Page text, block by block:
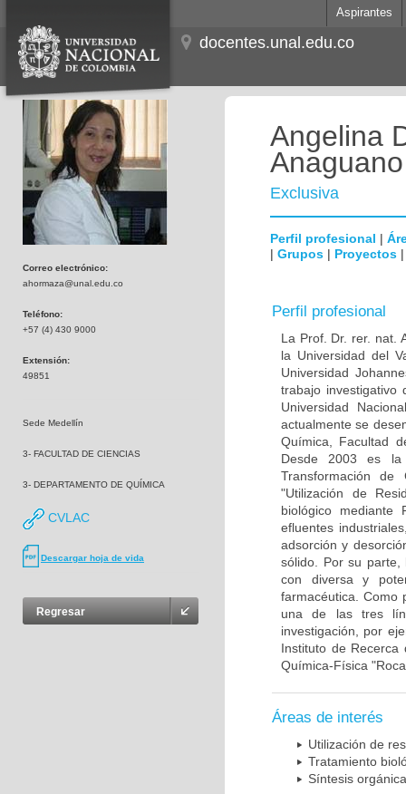
Aspirantes
docentes.unal.edu.co
Correo electrónico:
ahormaza@unal.edu.co
Teléfono:
+57 (4) 430 9000
Extensión:
49851
Sede Medellín
3- FACULTAD DE CIENCIAS
3- DEPARTAMENTO DE QUÍMICA
CVLAC
Descargar hoja de vida
Regresar
Angelina
Anaguano
Exclusiva
Perfil profesional |
| Grupos | Proyectos
Perfil profesional
La Prof. Dr. rer. nat.
la Universidad del
Universidad
trabajo investigativo
Universidad
actualmente se
Química, Facultad
Desde 2003 es la
Transformación de
"Utilización de
biológico mediante
efluentes
adsorción y
sólido. Por su
con diversa y
farmacéutica. Como
una de las tres
investigación, por
Instituto de Recerca
Química-Física
Áreas de interés
Utilización de
Tratamiento
Síntesis orgánica